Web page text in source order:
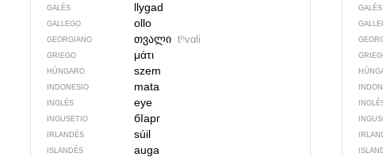
GALÉS llygad
GALLEGO ollo
GEORGIANO თვალი tʰvɑli
GRIEGO μάτι
HÚNGARO szem
INDONESIO mata
INGLÉS eye
INGUSETIO бIарг
IRLANDÉS súil
ISLANDÉS auga
GALÉS